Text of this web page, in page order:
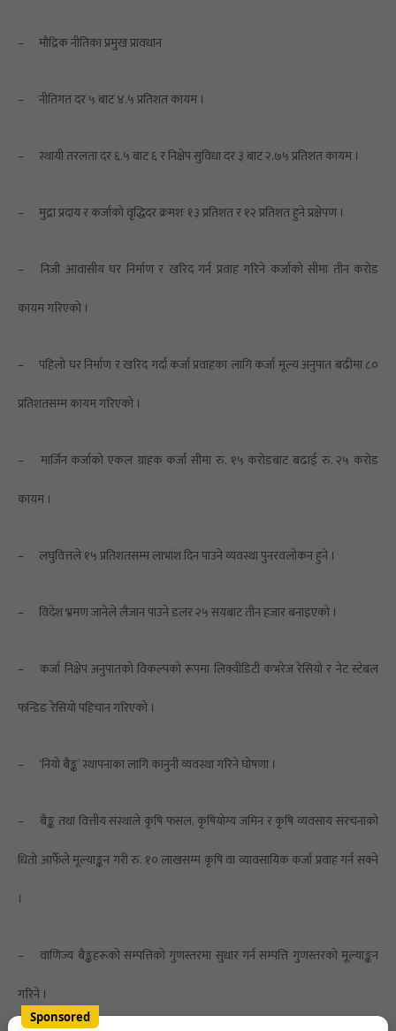
– मौद्रिक नीतिका प्रमुख प्रावधान
– नीतिगत दर ५ बाट ४.५ प्रतिशत कायम ।
– स्थायी तरलता दर ६.५ बाट ६ र निक्षेप सुविधा दर ३ बाट २.७५ प्रतिशत कायम ।
– मुद्रा प्रदाय र कर्जाको वृद्धिदर क्रमशः १३ प्रतिशत र १२ प्रतिशत हुने प्रक्षेपण ।
–
निजी आवासीय घर निर्माण र खरिद गर्न प्रवाह गरिने कर्जाको सीमा तीन करोड
कायम गरिएको ।
–
पहिलो घर निर्माण र खरिद गर्दा कर्जा प्रवाहका लागि कर्जा मूल्य अनुपात बढीमा ८०
प्रतिशतसम्म कायम गरिएको ।
–
मार्जिन कर्जाको एकल ग्राहक कर्जा सीमा रु. १५ करोडबाट बढाई रु. २५ करोड
कायम ।
– लघुवित्तले १५ प्रतिशतसम्म लाभांश दिन पाउने व्यवस्था पुनरवलोकन हुने ।
– विदेश भ्रमण जानेले लैजान पाउने डलर २५ सयबाट तीन हजार बनाइएको ।
–
कर्जा निक्षेप अनुपातको विकल्पको रूपमा लिक्वीडिटी कभरेज रेसियो र नेट स्टेबल
फन्डिङ रेसियो पहिचान गरिएको ।
– ‘नियो बैङ्क’ स्थापनाका लागि कानुनी व्यवस्था गरिने घोषणा ।
–
बैङ्क तथा वित्तीय संस्थाले कृषि फसल, कृषियोग्य जमिन र कृषि व्यवसाय संरचनाको
धितो आफैँले मूल्याङ्कन गरी रु. १० लाखसम्म कृषि वा व्यावसायिक कर्जा प्रवाह गर्न सक्ने
।
–
वाणिज्य बैङ्कहरूको सम्पत्तिको गुणस्तरमा सुधार गर्न सम्पत्ति गुणस्तरको मूल्याङ्कन
गरिने ।
Sponsored